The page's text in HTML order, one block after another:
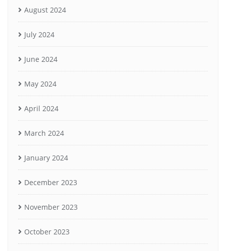
August 2024
July 2024
June 2024
May 2024
April 2024
March 2024
January 2024
December 2023
November 2023
October 2023